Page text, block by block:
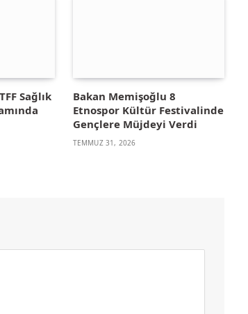
Sağlık
Bakan Memişoğlu 8
Etnospor Kültür Festivalinde
Gençlere Müjdeyi Verdi
TEMMUZ 31, 2026